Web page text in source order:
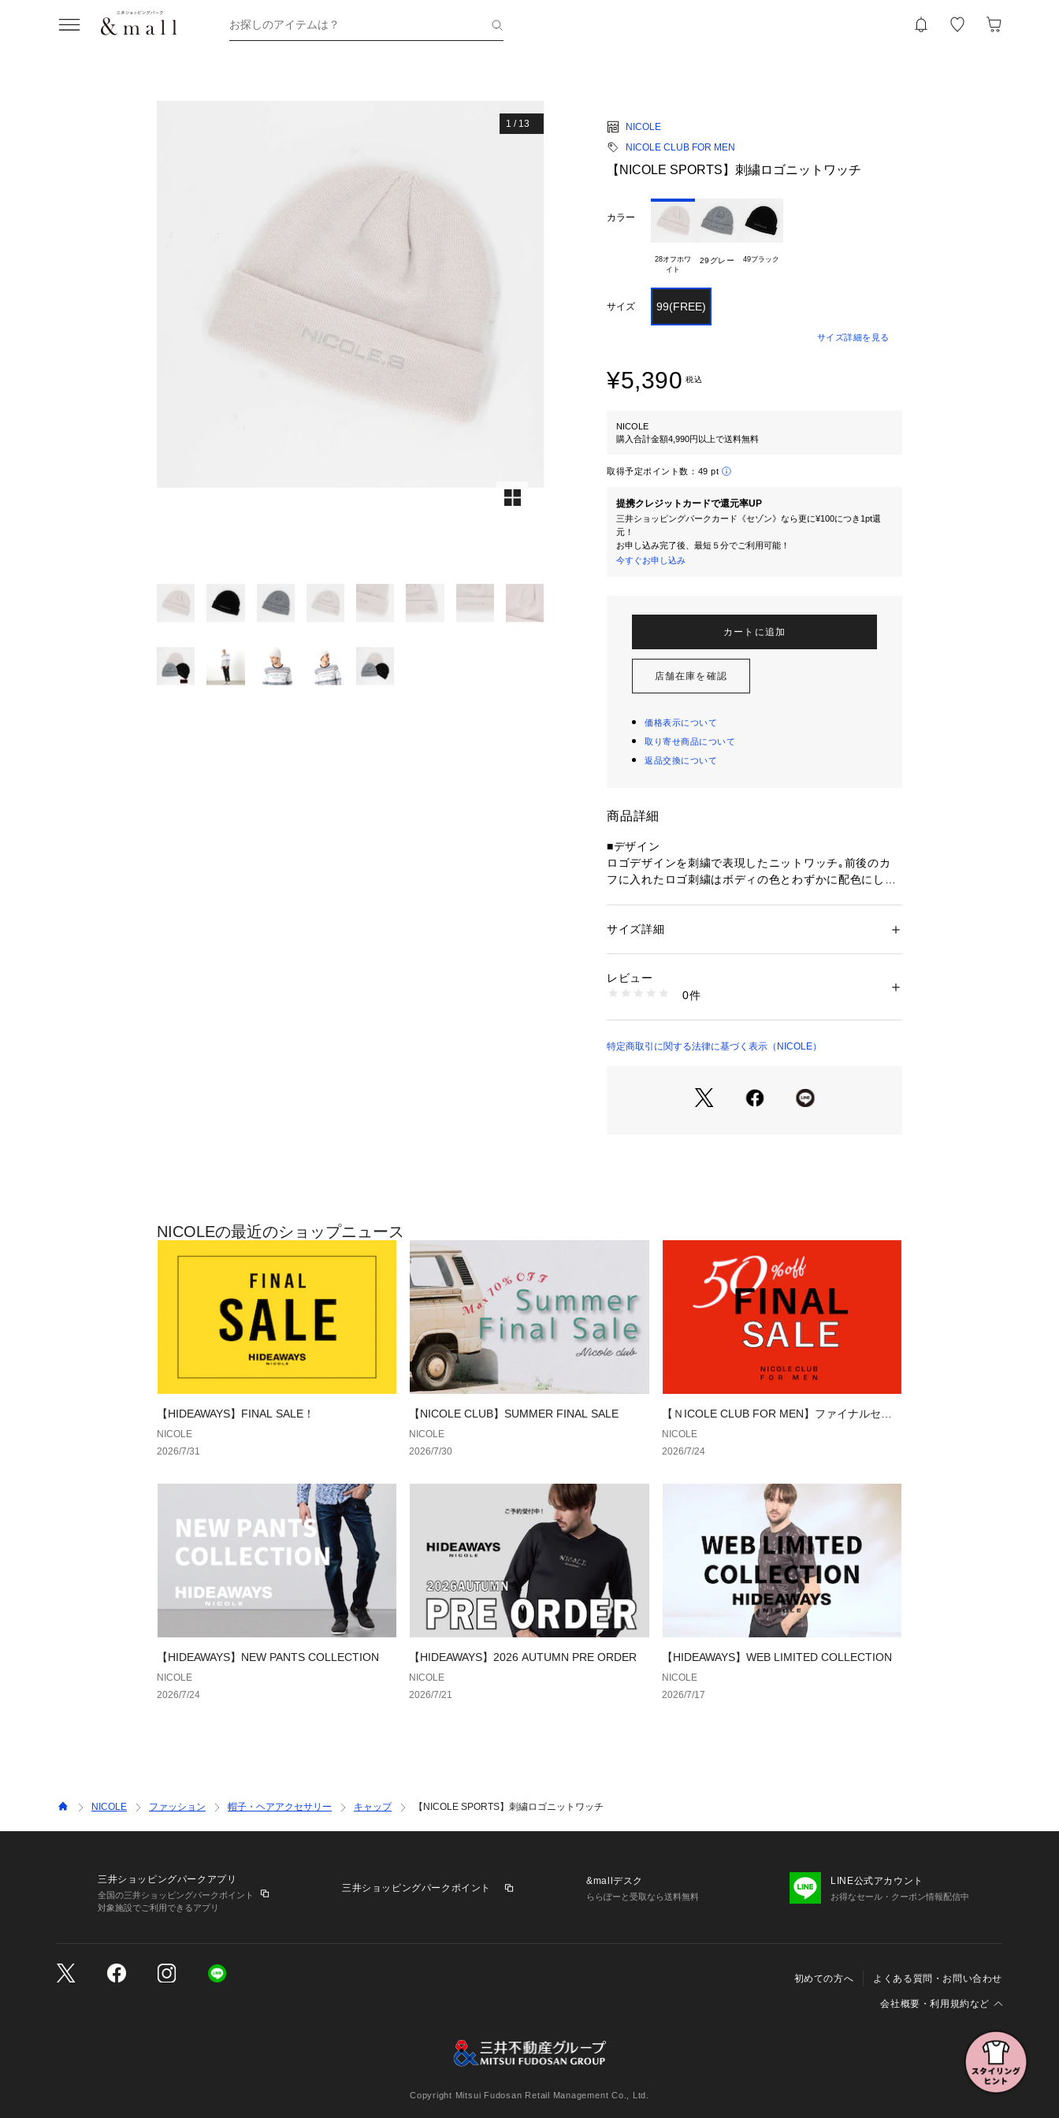
お探しのアイテムは？
1 / 13
NICOLE
NICOLE CLUB FOR MEN
【NICOLE SPORTS】刺繍ロゴニットワッチ
カラー
28オフホワ
29グレー 49ブラック
サイズ 99(FREE)
サイズ詳細を見る
¥5,390 税込
NICOLE
購入合計金額4,990円以上で送料無料
取得予定ポイント数： 49 pt
提携クレジットカードで還元率UP
三井ショッピングパークカード《セゾン》なら更に¥100につき1pt還
元！
お申し込み完了後、最短５分でご利用可能！
今すぐお申し込み
カートに追加
店舗在庫を確認
価格表示について
取り寄せ商品について
返品交換について
商品詳細
■デザイン
ロゴデザインを刺繍で表現したニットワッチ｡前後のカ
フに入れたロゴ刺繍はボディの色とわずかに配色にして
防寒対策としてもピッタリのアイテムです｡
フリｰサイズ
リエステル混紡のニット素材を使用｡軽くてふんわりと
この製品は生地組織の性質上､引っ掛けやすくなってお
REDEBUT
スポーツと日常着の融合をテーマに機能性とファッショ
ン性を兼ねそろえた普段着の延長の様な感覚で楽しめる
アイテムを提案
※画像の商品はサンプルです。実際の商品とは仕様・加
工・サイズ・素材が若干異なる場合がございます。
※掲載画像の商品の色味は、撮影場所や光の当たり具合
などにより色味が異なって見える場合がございます。商
品の色味は、生地アップの画像をご参照ください。ま
す。予めご了承の上ご注文ください。
性別：メンズ
50％
※詳しい洗濯方法については、商品の品質表示タグをご覧くださ
商品番号：1070000012953 （モール）
サイズ詳細
レビュー
0件
特定商取引に関する法律に基づく表示（NICOLE）
NICOLEの最近のショップニュース
【HIDEAWAYS】FINAL SALE！
NICOLE
2026/7/31
【NICOLE CLUB】SUMMER FINAL SALE
NICOLE
2026/7/30
【ＮICOLE CLUB FOR MEN】ファイナルセー
ル
NICOLE
2026/7/24
【HIDEAWAYS】NEW PANTS COLLECTION
NICOLE
2026/7/24
【HIDEAWAYS】2026 AUTUMN PRE ORDER
NICOLE
2026/7/21
【HIDEAWAYS】WEB LIMITED COLLECTION
NICOLE
2026/7/17
NICOLE ファッション 帽子・ヘアアクセサリー キャップ 【NICOLE SPORTS】刺繍ロゴニットワッチ
三井ショッピングパークアプリ
全国の三井ショッピングパークポイント
対象施設でご利用できるアプリ
三井ショッピングパークポイント
&mallデスク
ららぽーと受取なら送料無料
LINE公式アカウント
お得なセール・クーポン情報配信中
初めての方へ よくある質問・お問い合わせ
会社概要・利用規約など
特定商取引に関する法律に基づく表示
個人情報保護方針 個人情報の取り扱いについて
Cookieおよびアクセスログについて
三井不動産グループ ソーシャルメディアガイドライン
Copyright Mitsui Fudosan Retail Management Co., Ltd.